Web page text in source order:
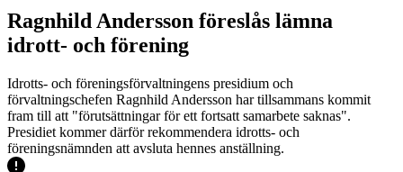
Ragnhild Andersson föreslås lämna
idrott- och förening
Idrotts- och föreningsförvaltningens presidium och
förvaltningschefen Ragnhild Andersson har tillsammans kommit
fram till att "förutsättningar för ett fortsatt samarbete saknas".
Presidiet kommer därför rekommendera idrotts- och
föreningsnämnden att avsluta hennes anställning.